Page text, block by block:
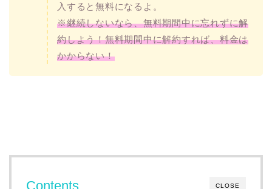
入すると無料になるよ。
※継続しないなら、無料期間中に忘れずに解
約しよう！無料期間中に解約すれば、料金は
かからない！
CLOSE
Contents